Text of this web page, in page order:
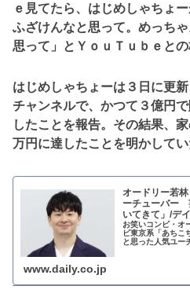
ｅ見てたら、はじめしゃちょ
ふざけんなと思って。めっち
思って」とＹｏｕＴｕｂｅとの
はじめしゃちょーは３日に更
チャンネルで、かつて３億円
したことを報告。その結果、
万円に達したことを明かしてい
オードリー若
ーチューバー
いてきて」/デ
お笑いコンビ・オ
ビ東京系「あちこ
と思った人気ユー
www.daily.co.jp